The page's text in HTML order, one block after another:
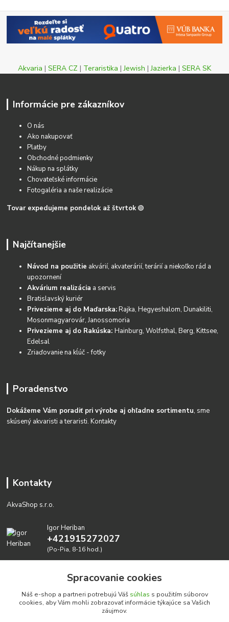
Akvaria | SERA CZ | Teraristika |Jewish |Jazierka | SERA SK
Informácie pre zákazníkov
O nás
Ako nakupovať
Platby
Obchodné podmienky
Nákup na splátky
Chovateľské informácie
Fotogaléria a naše realizácie
Tovar expedujeme pondelok až štvrtok 🟢
Najčítanejšie
Návod na použitie akvárií, akvaterárií, terárií a niekoľko rád a
upozornení
Akvárium realizácia a servis
Bratislavský kuriér
Privezieme aj do Maďarska:Rajka, Hegyeshalom, Dunakiliti,
Mosonmagyarovár, Janossomoria
Privezieme aj do Rakúska:Hainburg, Wolfsthal, Berg, Kittsee,
Edelsal
Zriaďovanie na kĺúč - fotky
Poradenstvo
Dokážeme Vám poradiť pri výrobe aj ohľadne sortimentu, sme
skúsený akvaristi a teraristi.Kontakty
Kontakty
AkvaShop s.r.o.
Igor Heriban
+421915272027
(Po-Pia, 8-16 hod.)
Spracovanie cookies
Náš e-shop a partneri potrebujú Váš súhlas s použitím súborov
cookies, aby Vám mohli zobrazovať informácie týkajúce sa Vašich
záujmov.